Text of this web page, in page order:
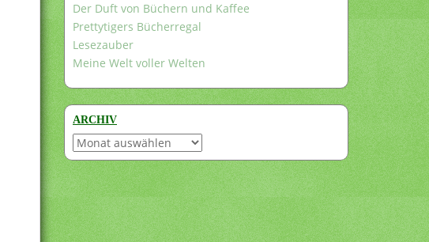
Der Duft von Büchern und Kaffee
Prettytigers Bücherregal
Lesezauber
Meine Welt voller Welten
ARCHIV
Archiv